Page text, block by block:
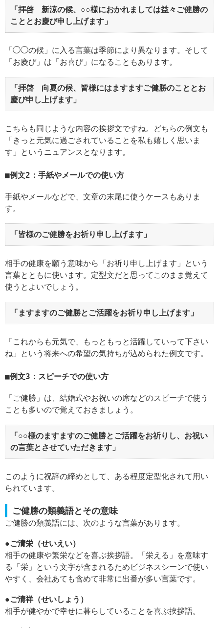
「拝啓 新涼の候、○○様におかれましては益々ご健勝の
こととお慶び申し上げます」
「◯◯の候」に入る言葉は季節により異なります。そして
「お慶び」は「お喜び」になることもあります。
「拝啓 向夏の候、皆様にはますますご健勝のこととお
慶び申し上げます」
こちらも同じような内容の挨拶文ですね。どちらの例文も
「きっと元気に過ごされていることを私も嬉しく思いま
す」というニュアンスとなります。
例文2：手紙やメールでの使い方
手紙やメールなどで、文章の末尾に使うケースもありま
す。
「皆様のご健勝をお祈り申し上げます」
相手の健康を願う意味から「お祈り申し上げます」という
言葉とともに使います。定型文だと思ってこのまま覚えて
使うとよいでしょう。
「ますますのご健勝とご活躍をお祈り申し上げます」
「これからも元気で、もっともっと活躍していって下さい
ね」という将来への希望の気持ちが込められた例文です。
例文3：スピーチでの使い方
「ご健勝」は、結婚式やお祝いの席などのスピーチで使う
ことも多いので覚えておきましょう。
「○○様のますますのご健勝とご活躍をお祈りし、お祝い
の言葉とさせていただきます」
このように祝辞の締めとして、ある程度定型化されて用い
られています。
ご健勝の類義語とその意味
ご健勝の類義語には、次のような言葉があります。
●ご清栄（せいえい）
相手の健康や繁栄などを喜ぶ挨拶語。「栄える」を意味す
る「栄」という文字が含まれるためビジネスシーンで使い
やすく、会社あても含めて非常に出番が多い言葉です。
●ご清祥（せいしょう）
相手が健やかで幸せに暮らしていることを喜ぶ挨拶語。